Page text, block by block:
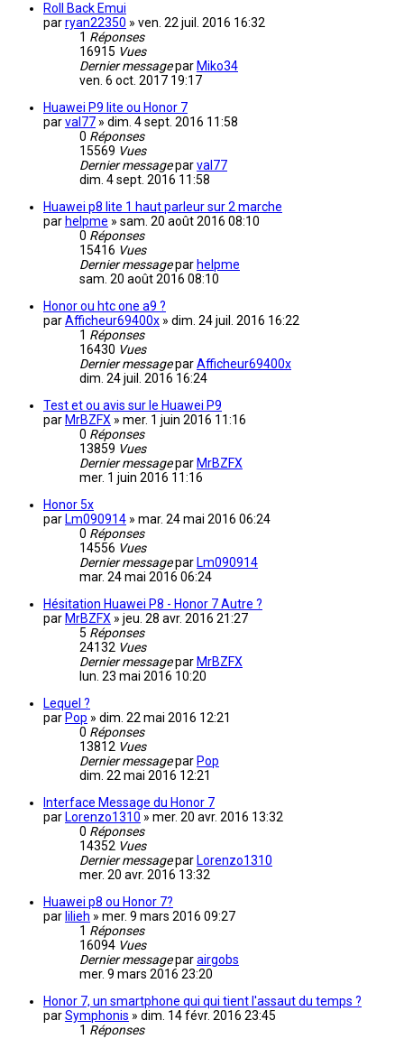
Roll Back Emui
parryan22350 » ven. 22 juil. 2016 16:32
1 Réponses
16915 Vues
Dernier messagepar Miko34
ven. 6 oct. 2017 19:17
Huawei P9 lite ou Honor 7
parval77 » dim. 4 sept. 2016 11:58
0 Réponses
15569 Vues
Dernier messageparval77
dim. 4 sept. 2016 11:58
Huawei p8 lite 1 haut parleur sur 2 marche
par helpme » sam. 20 août 2016 08:10
0 Réponses
15416 Vues
Dernier messagepar helpme
sam. 20 août 2016 08:10
Honor ou htc one a9 ?
parAfficheur69400x » dim. 24 juil. 2016 16:22
1 Réponses
16430 Vues
Dernier messageparAfficheur69400x
dim. 24 juil. 2016 16:24
Test et ou avis sur le Huawei P9
par MrBZFX » mer. 1 juin 2016 11:16
0 Réponses
13859 Vues
Dernier messagepar MrBZFX
mer. 1 juin 2016 11:16
Honor 5x
par Lm090914 » mar. 24 mai 2016 06:24
0 Réponses
14556 Vues
Dernier messagepar Lm090914
mar. 24 mai 2016 06:24
Hésitation Huawei P8 - Honor 7 Autre ?
par MrBZFX » jeu. 28 avr. 2016 21:27
5 Réponses
24132 Vues
Dernier messagepar MrBZFX
lun. 23 mai 2016 10:20
Lequel ?
par Pop » dim. 22 mai 2016 12:21
0 Réponses
13812 Vues
Dernier messagepar Pop
dim. 22 mai 2016 12:21
Interface Message du Honor 7
par Lorenzo1310 » mer. 20 avr. 2016 13:32
0 Réponses
14352 Vues
Dernier messagepar Lorenzo1310
mer. 20 avr. 2016 13:32
Huawei p8 ou Honor 7?
par lilieh » mer. 9 mars 2016 09:27
1 Réponses
16094 Vues
Dernier messageparairgobs
mer. 9 mars 2016 23:20
Honor 7, un smartphone qui qui tient l'assaut du temps ?
parSymphonis » dim. 14 févr. 2016 23:45
1 Réponses